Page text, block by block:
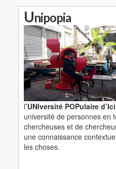
Unipopia
l’UNIversité POPulaire
université de personnes en
chercheuses et de
une connaissance
les choses.